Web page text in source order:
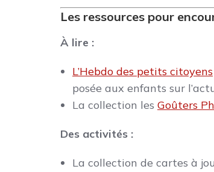
Les ressources pour
À lire :
L’Hebdo des petits citoyens
posée aux enfants sur
La collection les Goûters
Des activités :
La collection de cartes à